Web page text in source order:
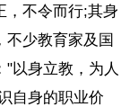
，不令而行;其身
不少教育家及国
以身立教，为人
自身的职业价